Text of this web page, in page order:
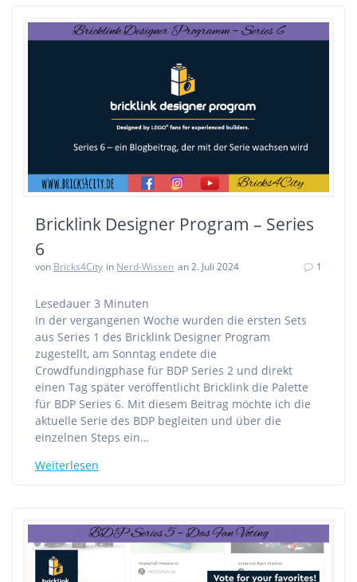
Bricklink Designer Program – Series
6
von Bricks4City in Nerd-Wissen an 2. Juli 2024 1
Lesedauer 3 Minuten
In der vergangenen Woche wurden die ersten Sets
aus Series 1 des Bricklink Designer Program
zugestellt, am Sonntag endete die
Crowdfundingphase für BDP Series 2 und direkt
einen Tag später veröffentlicht Bricklink die Palette
für BDP Series 6. Mit diesem Beitrag möchte ich die
aktuelle Serie des BDP begleiten und über die
einzelnen Steps ein…
Weiterlesen